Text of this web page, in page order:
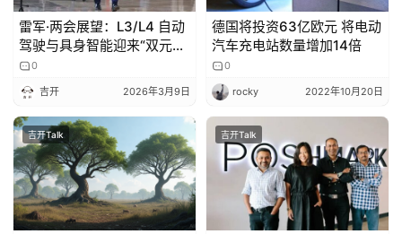
雷军·两会展望：L3/L4 自动
驾驶与具身智能迎来“双元
年”
0
吉开 2026年3月9日
德国将投资63亿欧元 将电动
汽车充电站数量增加14倍
0
rocky 2022年10月20日
吉开Talk 吉开Talk